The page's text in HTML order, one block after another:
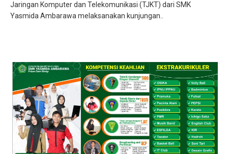
Jaringan Komputer dan Telekomunikasi (TJKT) dari SMK
Yasmida Ambarawa melaksanakan kunjungan..